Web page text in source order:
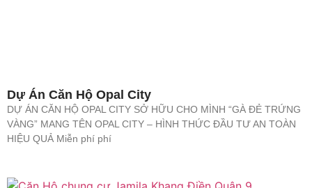
Dự Án Căn Hộ Opal City
DỰ ÁN CĂN HỘ OPAL CITY SỞ HỮU CHO MÌNH “GÀ ĐẺ TRỨNG
VÀNG” MANG TÊN OPAL CITY – HÌNH THỨC ĐẦU TƯ AN TOÀN
HIỆU QUẢ Miễn phí phí